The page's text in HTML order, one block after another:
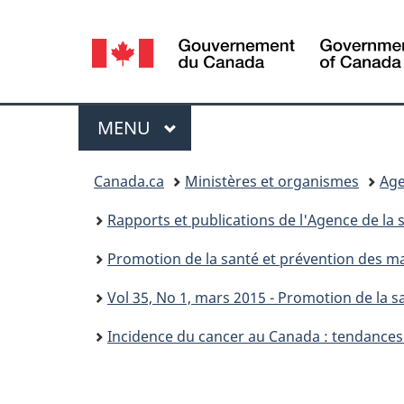
Sélection
de
la
langue
Menu
MENU PRINCIPAL
Canada.ca Ministères et organismes
Rapports et publications de l'Agence de la
Promotion de la santé et prévention des
Vol 35, No 1, mars 2015 - Promotion de la
Incidence du cancer au Canada :